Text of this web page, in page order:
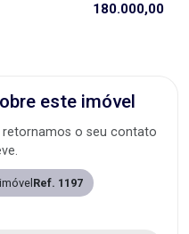
180.000,00
este imóvel
retornamos o seu contato
Ref. 1197